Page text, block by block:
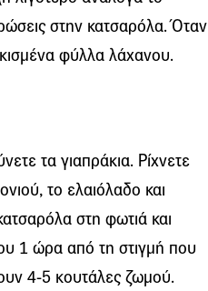
στην κατσαρόλα. Όταν
φύλλα λάχανου.
τα γιαπράκια. Ρίχνετε
το ελαιόλαδο και
στη φωτιά και
1 ώρα από τη στιγμή που
4-5 κουτάλες ζωμού.